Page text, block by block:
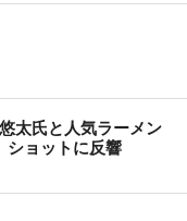
太氏と人気ラーメン
ショットに反響